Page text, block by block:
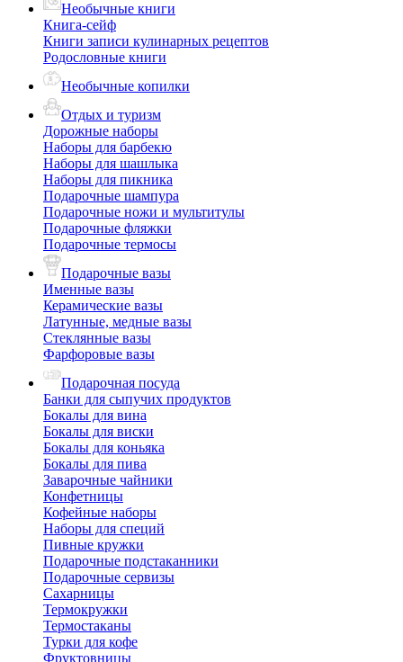
Необычные книги
Книга-сейф
Книги записи кулинарных рецептов
Родословные книги
Необычные копилки
Отдых и туризм
Дорожные наборы
Наборы для барбекю
Наборы для шашлыка
Наборы для пикника
Подарочные шампура
Подарочные ножи и мультитулы
Подарочные фляжки
Подарочные термосы
Подарочные вазы
Именные вазы
Керамические вазы
Латунные, медные вазы
Стеклянные вазы
Фарфоровые вазы
Подарочная посуда
Банки для сыпучих продуктов
Бокалы для вина
Бокалы для виски
Бокалы для коньяка
Бокалы для пива
Заварочные чайники
Конфетницы
Кофейные наборы
Наборы для специй
Пивные кружки
Подарочные подстаканники
Подарочные сервизы
Сахарницы
Термокружки
Термостаканы
Турки для кофе
Фруктовницы